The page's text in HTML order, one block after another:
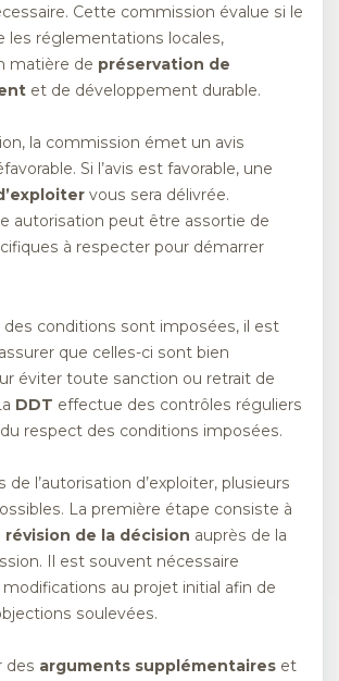
Cette commission évalue si le
les réglementations locales,
matière de préservation de
et de développement durable.
la commission émet un avis
Si l’avis est favorable, une
vous sera délivrée.
autorisation peut être assortie de
à respecter pour démarrer
des conditions sont imposées, il est
que celles-ci sont bien
éviter toute sanction ou retrait de
DDT effectue des contrôles réguliers
du respect des conditions imposées.
de l’autorisation d’exploiter, plusieurs
La première étape consiste à
révision de la décision auprès de la
Il est souvent nécessaire
modifications au projet initial afin de
soulevées.
des arguments supplémentaires et